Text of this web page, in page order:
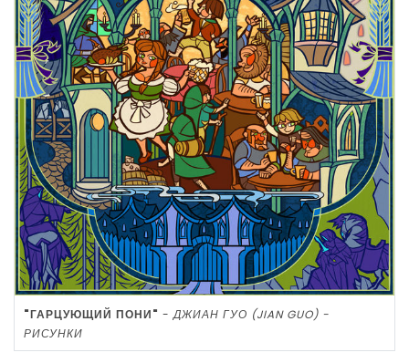
"ГАРЦУЮЩИЙ ПОНИ" -ДЖИАН ГУО (JIAN GUO) -
РИСУНКИ